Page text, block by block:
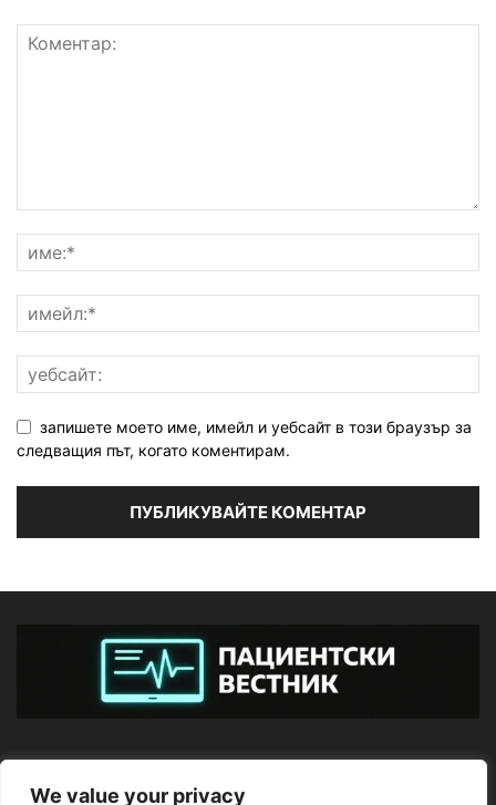
We value your privacy
запишете моето име, имейл и уебсайт в този браузър за
следващия път, когато коментирам.